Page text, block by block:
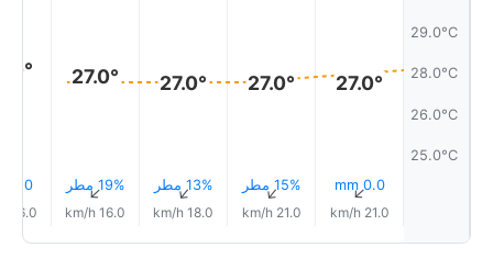
29.0°C
28.0°C
26.0°C
25.0°C
27.0°
0.0 mm
↑
21.0 km/h
27.0°
15% مطر↑
21.0 km/h
27.0°
13% مطر↑
18.0 km/h
27.0°
19% مطر↑
16.0 km/h
0.0 mm
16.0 km/h